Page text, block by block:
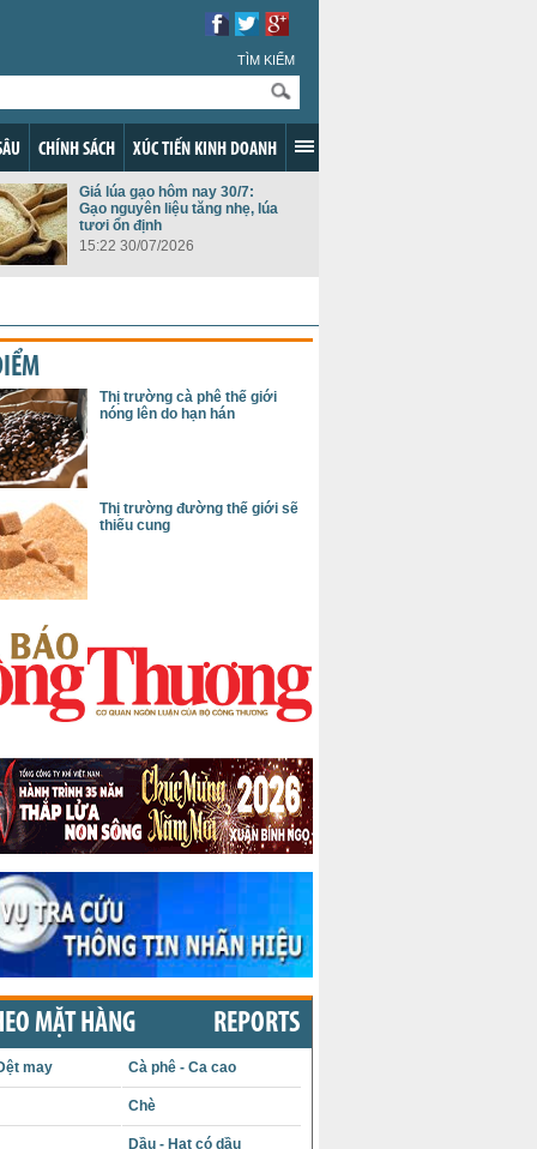
TÌM KIẾM
CHÍNH SÁCH XÚC TIẾN KINH DOANH
Giá lúa gạo hôm nay 30/7:
Gạo nguyên liệu tăng nhẹ, lúa
tươi ổn định
15:22 30/07/2026
Thị trường cà phê thế giới
nóng lên do hạn hán
Thị trường đường thế giới sẽ
thiếu cung
MẶT HÀNG REPORTS
may Cà phê - Ca cao
Chè
Dầu - Hạt có dầu